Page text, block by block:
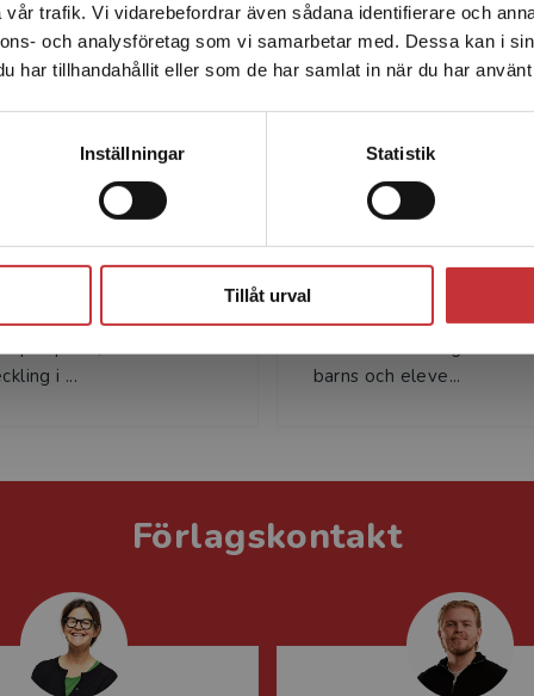
trafik. Vi vidarebefordrar även sådana identifierare och
och analysföretag som vi samarbetar med. Dessa kan i
har tillhandahållit eller som de har samlat in när du har
Inställningar Statistik
Tillåt urval
enhet utanför Sverige. Vi erbjuder inte leveranser utanför
Sverige. För att kunna slutföra ett köp måste
leveransadressen vara i Sverige.Läs mer
Författare
Maria Heimer
är utbildad lärare
och har varit
utvecklingspedagog
på språk-, läs- och
i ...
Ann S Pihlgren
Ann S. Pihlgren är
i pedagogik och
vid Ignite Research
Hennes
barns och eleve...
Förlagskontakt